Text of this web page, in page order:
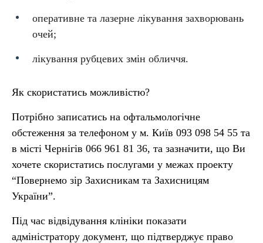
оперативне та лазерне лікування захворювань
очей;
лікування рубцевих змін обличчя.
Як скористатись можливістю?
Потрібно записатись на офтальмологічне
обстеження за телефоном у м. Київ 093 098 54 55 та
в місті Чернігів 066 961 81 36, та зазначити, що Ви
хочете скористатись послугами у межах проекту
“Повернемо зір Захисникам та Захисницям
України”.
Під час відвідування клініки показати
адміністратору документ, що підтверджує право